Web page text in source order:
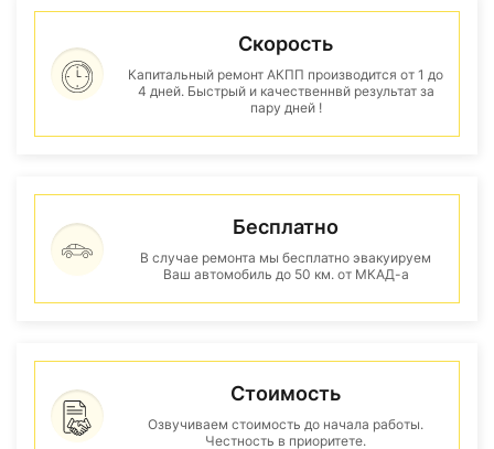
Скорость
Капитальный ремонт АКПП производится от 1 до
4 дней. Быстрый и качественнвй результат за
пару дней !
Бесплатно
В случае ремонта мы бесплатно эвакуируем
Ваш автомобиль до 50 км. от МКАД-а
Стоимость
Озвучиваем стоимость до начала работы.
Честность в приоритете.